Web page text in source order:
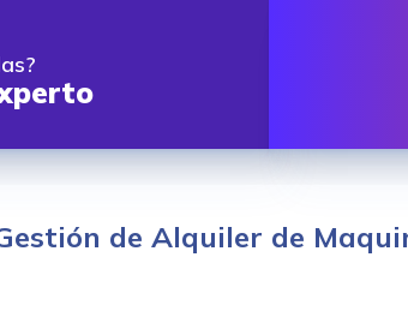
de Alquiler de